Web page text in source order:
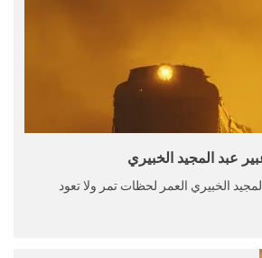
عبد المجيد الخبيري
الخبيري العمر لحظات تمر ولا تعود